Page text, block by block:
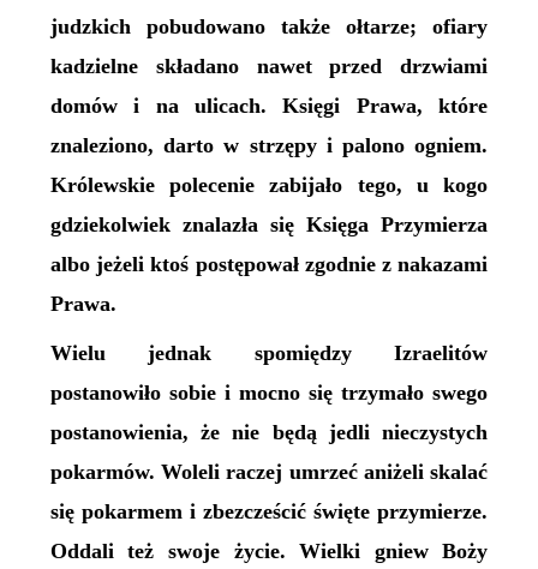
judzkich pobudowano także ołtarze; ofiary
kadzielne składano nawet przed drzwiami
domów i na ulicach. Księgi Prawa, które
znaleziono, darto w strzępy i palono ogniem.
Królewskie polecenie zabijało tego, u kogo
gdziekolwiek znalazła się Księga Przymierza
albo jeżeli ktoś postępował zgodnie z nakazami
Prawa.
Wielu jednak spomiędzy Izraelitów
postanowiło sobie i mocno się trzymało swego
postanowienia, że nie będą jedli nieczystych
pokarmów. Woleli raczej umrzeć aniżeli skalać
się pokarmem i zbezcześcić święte przymierze.
Oddali też swoje życie. Wielki gniew Boży